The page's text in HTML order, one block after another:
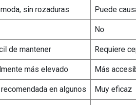
sin rozaduras Puede
No
de mantener Requiere
más elevado Más
en algunos Muy eficaz